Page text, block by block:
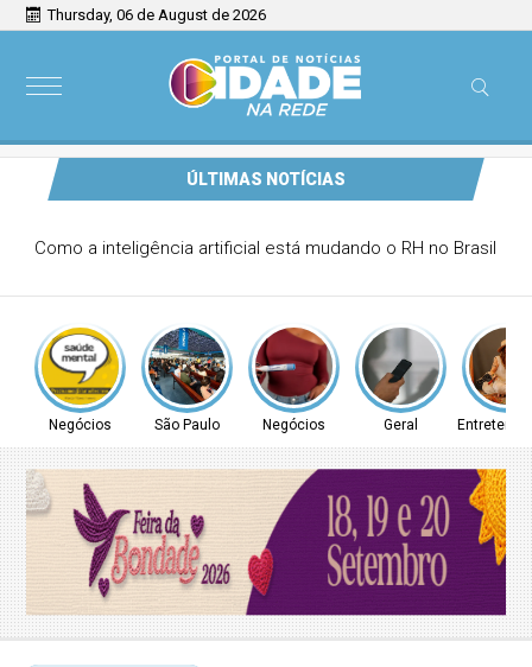
Thursday, 06 de August de 2026
ÚLTIMAS NOTÍCIAS
Como a inteligência artificial está mudando o RH no Brasil
Negócios São Paulo Negócios Geral